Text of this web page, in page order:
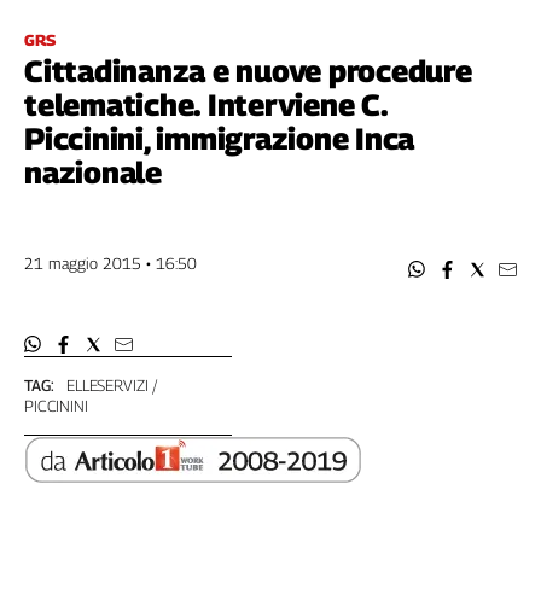
Filcams
Filctem
Fillea
Fiom
Nidil
Slc
Spi
Inca
Caaf
GRS
Cittadinanza e nuove procedure
telematiche. Interviene C.
Piccinini, immigrazione Inca
nazionale
21 maggio 2015 • 16:50
TAG:
ELLESERVIZI
PICCININI